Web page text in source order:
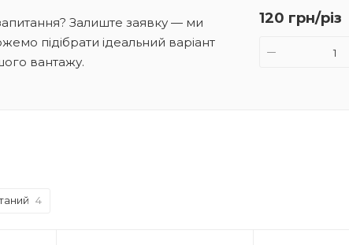
Залиште заявку — ми
підібрати ідеальний варіант
вантажу.
120 грн/різ
4